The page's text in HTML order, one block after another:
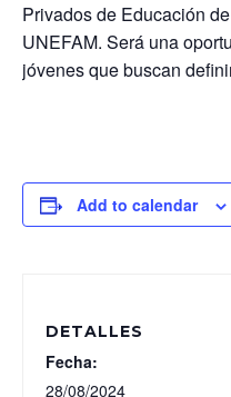
Privados de Educación
UNEFAM. Será una
jóvenes que buscan
Add to calendar
DETALLES
Fecha:
28/08/2024